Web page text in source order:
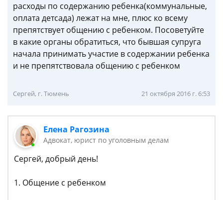
расходы по содержанию ребенка(коммунальные,
оплата детсада) лежат на мне, плюс ко всему
препятствует общению с ребенком. Посоветуйте
в какие органы обратиться, что бывшая супруга
начала принимать участие в содержании ребенка
и не препятствовала общению с ребенком
Сергей, г. Тюмень 21 октября 2016 г. 6:53
Елена Рагозина
Адвокат, юрист по уголовным делам
Сергей, добрый день!
1. Общение с ребенком